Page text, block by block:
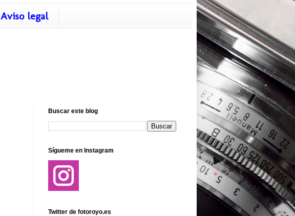
Aviso legal
Buscar este blog
Sígueme en Instagram
Twitter de fotoroyo.es